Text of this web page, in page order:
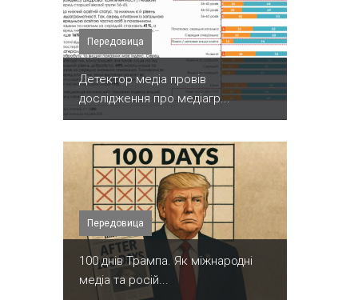
Передовица
Детектор медіа провів
дослідження про медіагр...
Передовица
100 днів Трампа. Як міжнародні
медіа та росій...